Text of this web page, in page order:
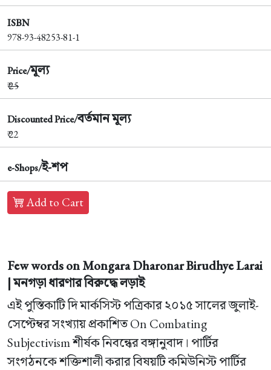
ISBN
978-93-48253-81-1
Price/মূল্য
₹25
Discounted Price/বর্তমান মূল্য
₹ 22
e-Shops/ই-শপ
Add to Cart
Few words on Mongara Dharonar Birudhye Larai
| মনগড়া ধারণার বিরুদ্ধে লড়াই
এই পুস্তিকাটি দি মার্কসিস্ট পত্রিকার ২০১৫ সালের জুলাই-
সেপ্টেম্বর সংখ্যায় প্রকাশিত On Combating
Subjectivism শীর্ষক নিবন্ধের বঙ্গানুবাদ। পার্টির
সংগঠনকে শক্তিশালী করার বিষয়টি কমিউনিস্ট পার্টির